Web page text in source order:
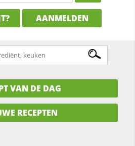
AANMELDEN
VAN DE DAG
RECEPTEN